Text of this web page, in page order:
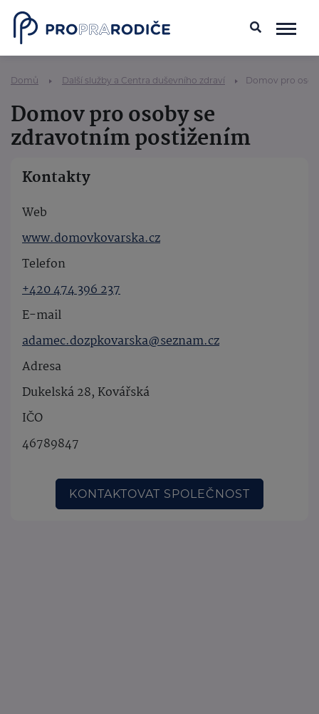
Domů Další služby a Centra duševního zdraví Domov pro
Domov pro osoby se
zdravotním postižením
Kontakty
Web
www.domovkovarska.cz
Telefon
+420 474 396 237
E-mail
adamec.dozpkovarska@seznam.cz
Adresa
Dukelská 28, Kovářská
IČO
46789847
KONTAKTOVAT SPOLEČNOST